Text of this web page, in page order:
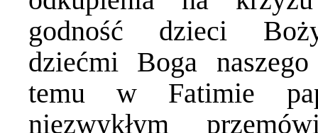
godność dzieci
dziećmi Boga
temu w Fatimie
niezwykłym